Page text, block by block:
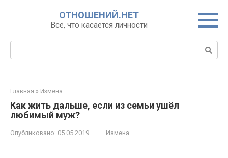
ОТНОШЕНИЙ.НЕТ
Всё, что касается личности
Поиск:
Главная » Измена
Как жить дальше, если из семьи ушёл
любимый муж?
Опубликовано: 05.05.2019 Измена